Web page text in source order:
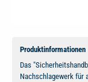
Produktinformationen
Das
Nachschlagewerk für